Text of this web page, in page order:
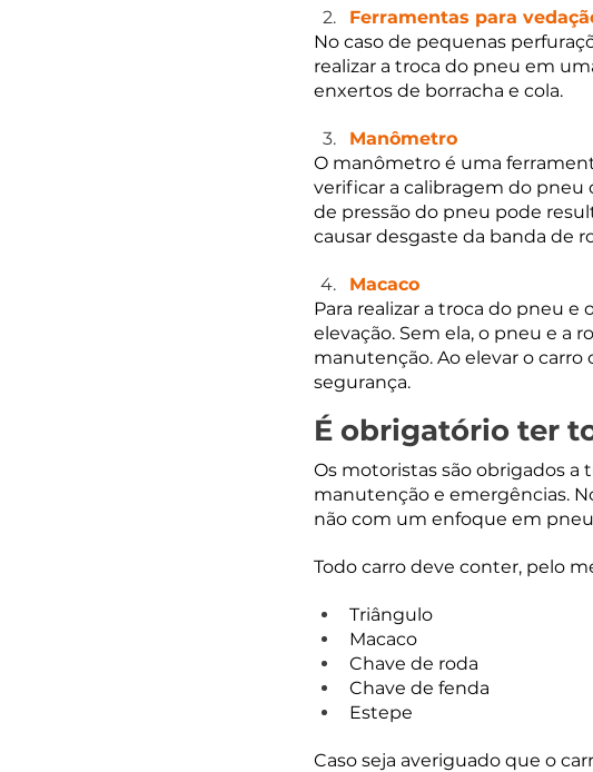
Ferramentas para
No caso de pequenas
realizar a troca do pneu em
enxertos de borracha e cola.
Manômetro
O manômetro é uma
verificar a calibragem do pneu
de pressão do pneu pode
causar desgaste da banda de
Macaco
Para realizar a troca do pneu
elevação. Sem ela, o pneu e a
manutenção. Ao elevar o
segurança.
É obrigatório ter
Os motoristas são obrigados a
manutenção e emergências.
não com um enfoque em
Todo carro deve conter, pelo
Triângulo
Macaco
Chave de roda
Chave de fenda
Estepe
Caso seja averiguado que o